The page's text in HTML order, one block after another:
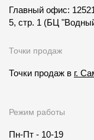
Главный офис:
5, стр. 1 (БЦ
Точки продаж
Точки продаж в г.
Режим работы
Пн-Пт - 10-19